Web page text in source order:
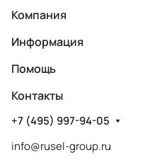
Компания
Информация
Помощь
Контакты
+7 (495) 997-94-05
info@rusel-group.ru